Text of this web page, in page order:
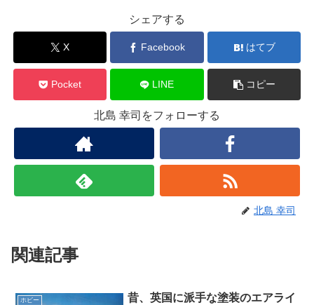
シェアする
X Facebook はてブ
Pocket LINE コピー
北島 幸司をフォローする
北島 幸司
関連記事
ホビー
昔、英国に派手な塗装のエアライ